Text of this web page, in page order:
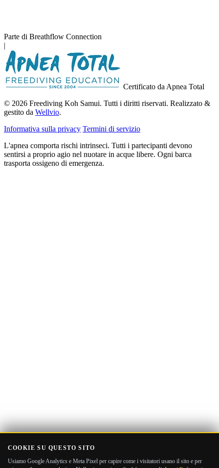
Parte di Breathflow Connection
|
Certificato da Apnea Total
© 2026 Freediving Koh Samui. Tutti i diritti riservati. Realizzato &
gestito da Wellvio.
Informativa sulla privacy Termini di servizio
L'apnea comporta rischi intrinseci. Tutti i partecipanti devono
sentirsi a proprio agio nel nuotare in acque libere. Ogni barca
trasporta ossigeno di emergenza.
COOKIE SU QUESTO SITO
Usiamo Google Analytics e Meta Pixel per capire come i visitatori usano il sito e per